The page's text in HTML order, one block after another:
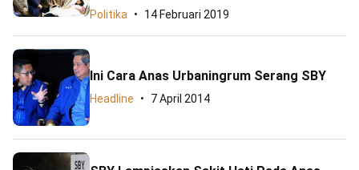
Politika 14 Februari 2019
Ini Cara Anas Urbaningrum Serang SBY
Headline 7 April 2014